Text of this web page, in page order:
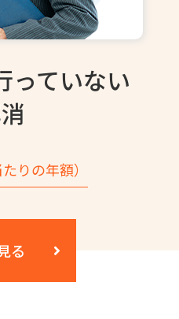
っていない
りの年額）
る